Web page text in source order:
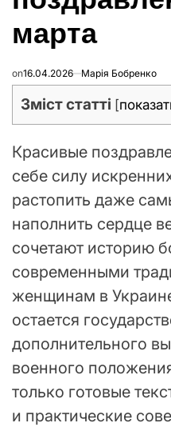
марта
on16.04.2026 Марія Бобренко
Зміст статті [
Красивые
себе силу
растопить даже
наполнить сердце
сочетают историю
современными
женщинам в
остается
дополнительного
военного
только готовые
и практические